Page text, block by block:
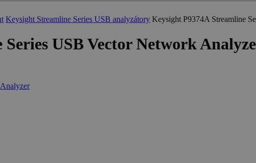
Keysight Streamline Series USB analyzátory Keysight P9374A Streamline
USB Vector Network